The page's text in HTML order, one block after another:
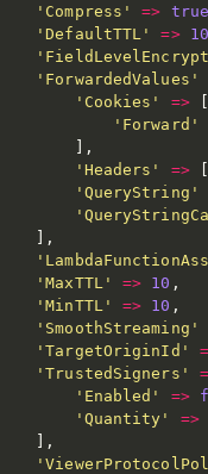
'Compress'
=> true
'DefaultTTL'
=> 10
'ForwardedValues'
'Cookies'
=>
'Forward'
,
'Headers'
=>
'QueryString'
,
'MaxTTL'
=> 10 ,
'MinTTL'
=> 10 ,
'SmoothStreaming'
'TargetOriginId'
=
'TrustedSigners'
=
'Enabled'
=>
'Quantity'
=>
,